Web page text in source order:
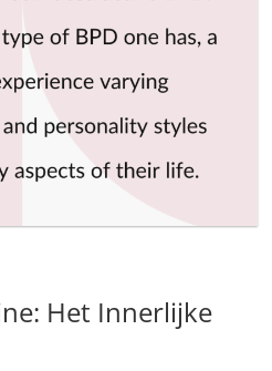
Het Innerlijke